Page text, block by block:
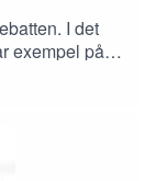
I det
exempel på
om
hur politiska